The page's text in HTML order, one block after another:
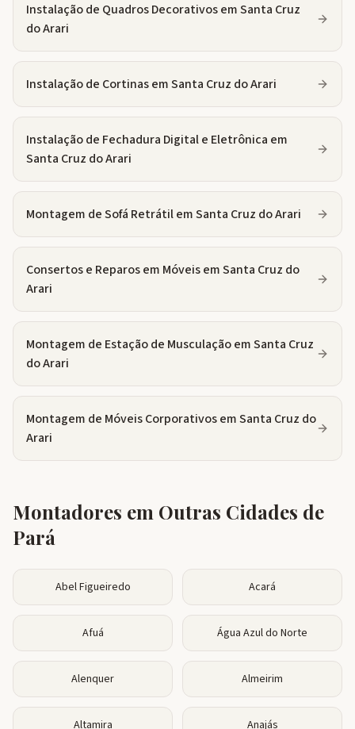
Instalação de Quadros DecorativosemSanta Cruz
do Arari
Instalação de CortinasemSanta Cruz do Arari
Instalação de Fechadura Digital e Eletrônica em
Santa Cruz do Arari
Montagem de Sofá RetrátilemSanta Cruz do Arari
Consertos e Reparos em MóveisemSanta Cruz do
Arari
Montagem de Estação de MusculaçãoemSanta Cruz
do Arari
Montagem de Móveis CorporativosemSanta Cruz do
Arari
Montadores em Outras Cidades de
Pará
Abel Figueiredo Acará
Afuá Água Azul do Norte
Alenquer Almeirim
Altamira Anajás